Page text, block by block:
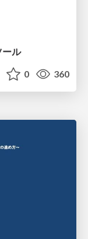
ール
0 360